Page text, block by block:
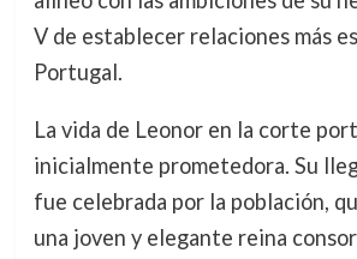
V de establecer relaciones más
Portugal.
La vida de Leonor en la corte
inicialmente prometedora. Su
fue celebrada por la población,
una joven y elegante reina